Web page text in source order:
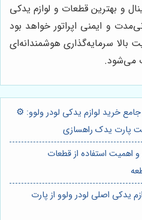
و بهترین قطعات و لوازم یدکی
و ایمنی اپراتور خواهد بود
بالا سرمایه‌گذاری هوشمندانه‌ای
می‌شود.
خرید لوازم یدکی لودر ولوو: ⚙️
پارت یدک راهسازی
اهمیت استفاده از قطعات
یدکی اصلی لودر ولوو از پارت